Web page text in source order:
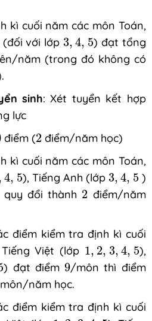
kì cuối năm các môn Toán,
(đối với lớp 3, 4, 5
3 4, 5 ) đạt tổng
năm (trong đó không có
sinh: Xét tuyển kết hợp
lực
điểm (2
2 điểm/năm học)
kì cuối năm các môn Toán,
4, 5
5 ), Tiếng Anh (lớp 3, 4, 5
3 4, 5 )
đổi thành 2
2 điểm/năm
điểm kiểm tra định kì cuối
Việt (lớp 1, 2, 3, 4, 5
1 2,3 ,4 5
),
) đạt điểm 9
9/môn thì điểm
năm học.
điểm kiểm tra định kì cuối